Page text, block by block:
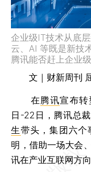
企业级IT技术从底
云、AI 等既是新技
腾讯能否赶上企业
文｜财新周刊
在腾讯宣布
日-22日，腾讯总裁
生带头，集团六个
明，借助一场大会
讯在产业互联网方